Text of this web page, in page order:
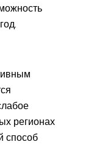
регионах
способ